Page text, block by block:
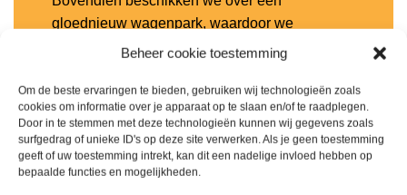
Beheer cookie toestemming
Om de beste ervaringen te bieden, gebruiken wij technologieën zoals
cookies om informatie over je apparaat op te slaan en/of te raadplegen.
Door in te stemmen met deze technologieën kunnen wij gegevens zoals
surfgedrag of unieke ID's op deze site verwerken. Als je geen toestemming
geeft of uw toestemming intrekt, kan dit een nadelige invloed hebben op
bepaalde functies en mogelijkheden.
gloednieuw wagenpark, waardoor we
moeiteloos en snel op iedere locatie in de
organiseren van evenementen eenvoudiger en
zorgelozer dan ooit.